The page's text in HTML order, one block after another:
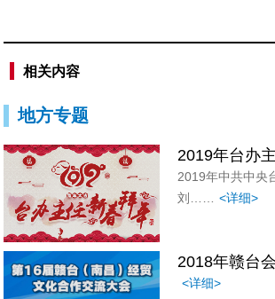
相关内容
地方专题
2019年台办
2019年中共中央
刘…… <详细>
2018年赣台会
<详细>